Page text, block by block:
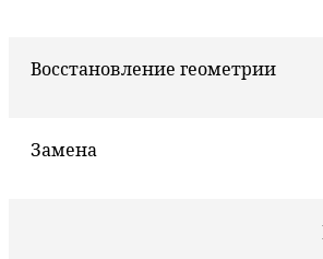
Восстановление геометрии
Замена